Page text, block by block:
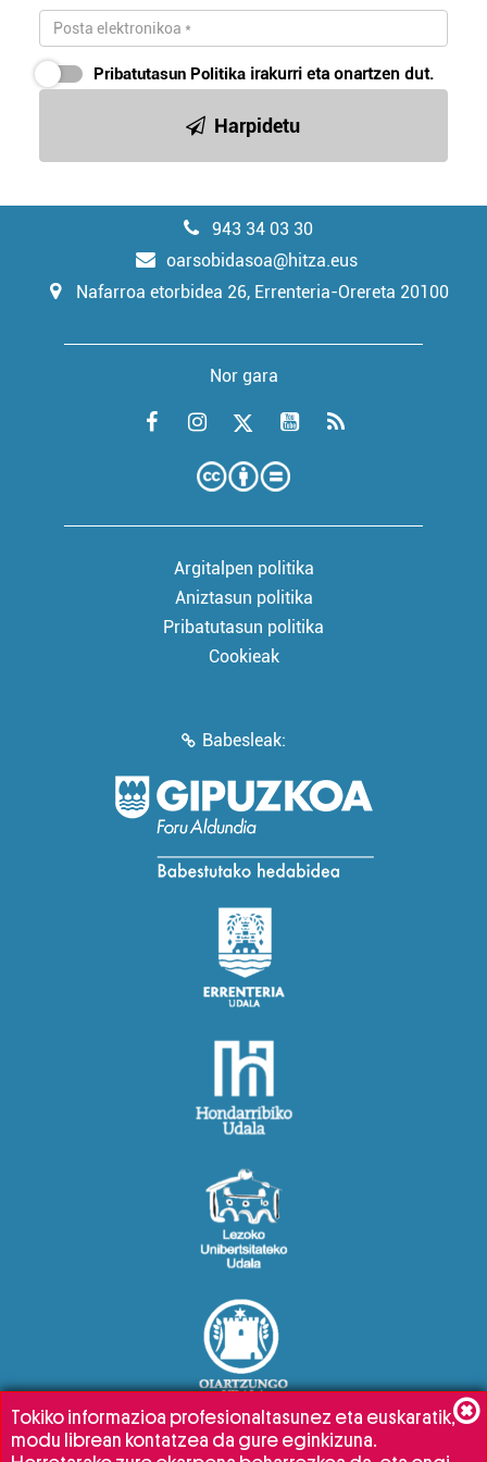
Pribatutasun Politika irakurri eta onartzen dut.
Harpidetu
943 34 03 30
oarsobidasoa@hitza.eus
Nafarroa etorbidea 26, Errenteria-Orereta 20100
Nor gara
Argitalpen politika
Aniztasun politika
Pribatutasun politika
Cookieak
Babesleak:
Tokiko informazioa profesionaltasunez eta euskaratik,
modu librean kontatzea da gure eginkizuna.